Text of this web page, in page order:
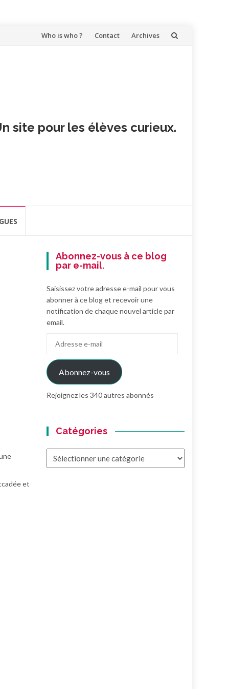
Aller
Who is who ? Contact Archives
site pour les élèves curieux.
et
Abonnez-vous à ce blog
par e-mail.
Saisissez votre adresse e-mail pour vous
abonner à ce blog et recevoir une
notification de chaque nouvel article par
email.
mail
Abonnez-vous
Rejoignez les 340 autres abonnés
Catégories